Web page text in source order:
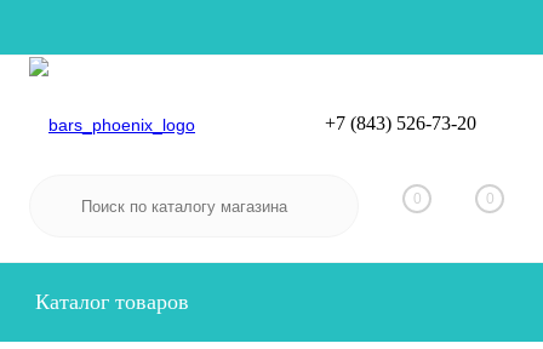
Вход
+7 (843) 526-73-20
0 0
Каталог товаров